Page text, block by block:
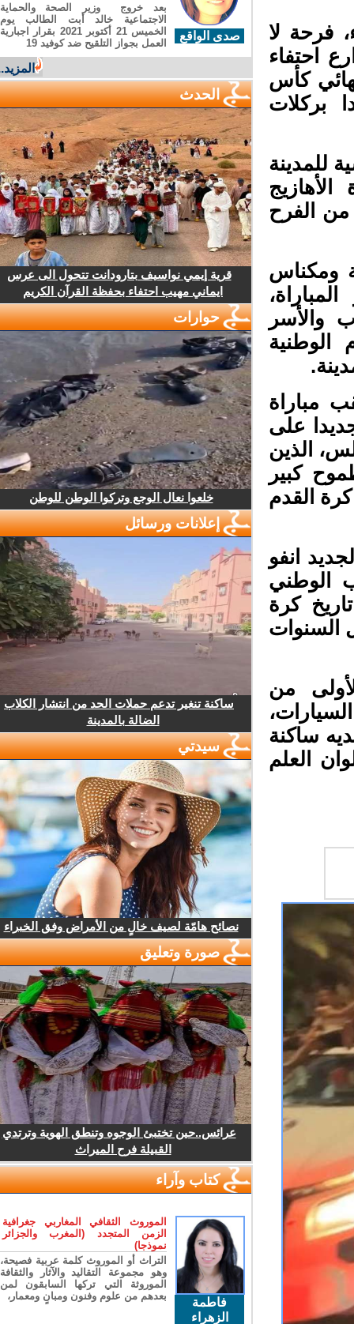
فرحة لا
احتفاء
كأس
بركلات
للمدينة
الفرح
والأسر
مباراة
على
الذين
كبير
القدم
انفو
الوطني
كرة
السنوات
من
ساكنة
العلم
صدى الواقع
بعد خروج وزير الصحة والحماية
الاجتماعية خالد أبت الطالب يوم
الخميس 21 أكتوبر 2021 بقرار اجبارية
العمل بجواز التلقيح ضد كوفيد 19
المزيد...
الحدث
قرية إيمي نواسيف بتارودانت تتحول الى عرس
ايماني مهيب احتفاء بحفظة القرآن الكريم
حوارات
خلعوا نعال الوجع وتركوا الوطن للوطن
إعلانات ورسائل
ساكنة تنغير تدعم حملات الحد من انتشار الكلاب
الضالة بالمدينة
سيدتي
نصائح هامّة لصيف خالٍ من الأمراض وفق الخبراء
صورة وتعليق
عرائس..حين تختبئ الوجوه وتنطق الهوية وترتدي
القبيلة فرح الميراث
كتاب وآراء
فاطمة
الزهراء
الموروث الثقافي المغاربي جغرافية
الزمن المتجدد (المغرب والجزائر
نموذجا)
التراث أو الموروث كلمة عربية فصيحة،
وهو مجموعة التقاليد والآثار والثقافة
الموروثة التي تركها السابقون لمن
بعدهم من علوم وفنون ومبانٍ ومعمار،